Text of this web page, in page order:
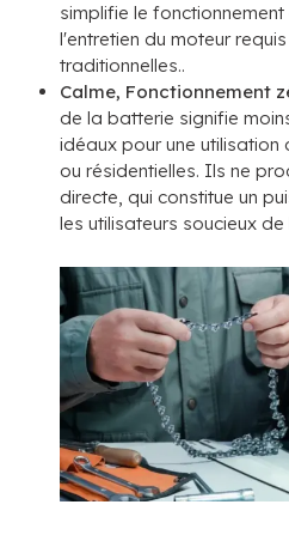
simplifie le
l'entretien du moteur
traditionnelles..
Calme, Fonctionnement
de la batterie signifie
idéaux pour une utilisation
ou résidentielles. Ils ne
directe, qui constitue un
les utilisateurs soucieux de